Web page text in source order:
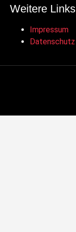
Weitere Links
Impressum
Datenschutz